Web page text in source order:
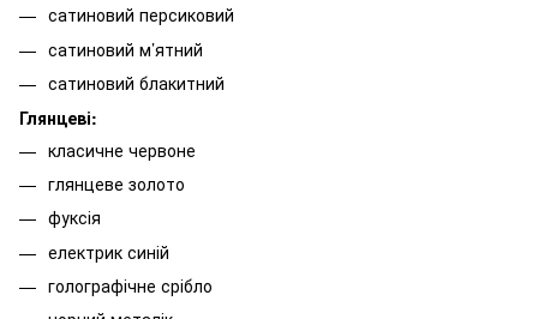
сатиновий персиковий
сатиновий м’ятний
сатиновий блакитний
Глянцеві:
класичне червоне
глянцеве золото
фуксія
електрик синій
голографічне срібло